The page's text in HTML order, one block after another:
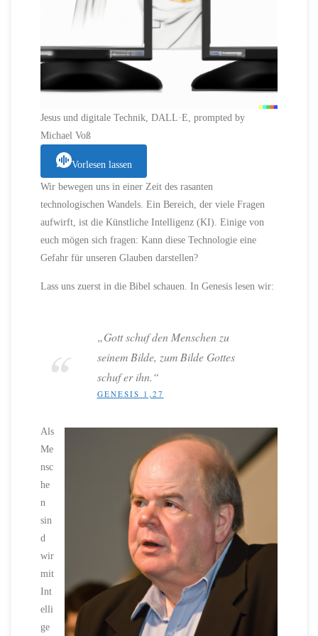
Jesus und digitale Technik, DALL·E, prompted by
Michael Voß
Vorlesen lassen
Wir bewegen uns in einer Zeit des rasanten
technologischen Wandels. Ein Bereich, der viele Fragen
aufwirft, ist die Künstliche Intelligenz (KI). Einige von
euch mögen sich fragen: Kann diese Technologie eine
Gefahr für unseren Glauben darstellen?
Lass uns zuerst in die Bibel schauen. In Genesis lesen wir:
„Gott schuf den Menschen zu
seinem Bilde, zum Bilde Gottes
schuf er ihn.“
GENESIS 1,27
Als
Me
nsc
he
n
sin
d
wir
mit
Int
elli
ge